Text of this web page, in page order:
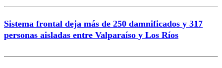
Sistema frontal deja más de 250 damnificados y 317
personas aisladas entre Valparaíso y Los Ríos